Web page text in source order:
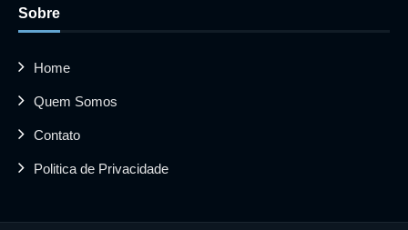
Sobre
Home
Quem Somos
Contato
Politica de Privacidade